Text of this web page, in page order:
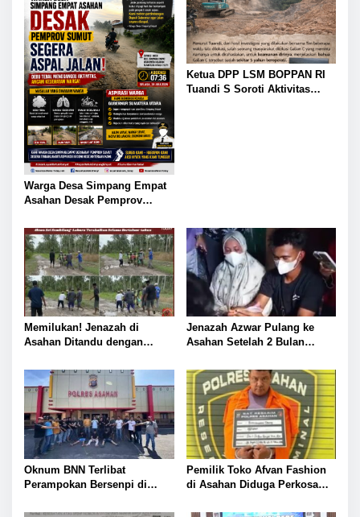
Warga Desa Simpang Empat
Asahan Desak Pemprov
Debu Tebal Ancam Kesehatan
Ketua DPP LSM BOPPAN RI
Tuandi S Soroti Aktivitas
Memilukan! Jenazah di
Asahan Ditandu dengan
Akses Sei Sembilang-Labura
Terabaikan Selama Bertahun-
tahun
Jenazah Azwar Pulang ke
Asahan Setelah 2 Bulan
Perdagangan Manusia
Berkedok Pekerjaan Penyanyi
Oknum BNN Terlibat
Perampokan Bersenpi di
Aktif
Pemilik Toko Afvan Fashion
di Asahan Diduga Perkosa
Sejak 2023